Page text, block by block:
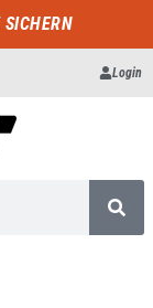
Login